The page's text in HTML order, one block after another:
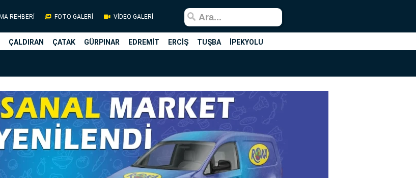
REHBERİ FOTO GALERİ VİDEO GALERİ
ÇALDIRAN ÇATAK GÜRPINAR EDREMİT ERCİŞ TUŞBA İPEKYOLU